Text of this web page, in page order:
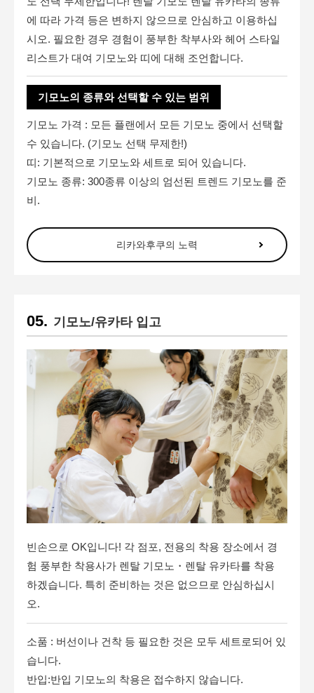
에 따라 가격 등은 변하지 않으므로 안심하고 이용하십
시오. 필요한 경우 경험이 풍부한 착부사와 헤어 스타일
리스트가 대여 기모노와 띠에 대해 조언합니다.
기모노의 종류와 선택할 수 있는 범위
기모노 가격 : 모든 플랜에서 모든 기모노 중에서 선택할
수 있습니다. (기모노 선택 무제한!)
띠: 기본적으로 기모노와 세트로 되어 있습니다.
기모노 종류: 300종류 이상의 엄선된 트렌드 기모노를 준
비.
리카와후쿠의 노력
기모노/유카타 입고
빈손으로 OK입니다! 각 점포, 전용의 착용 장소에서 경
험 풍부한 착용사가 렌탈 기모노・렌탈 유카타를 착용
하겠습니다. 특히 준비하는 것은 없으므로 안심하십시
오.
소품 : 버선이나 건착 등 필요한 것은 모두 세트로되어 있
습니다.
반입:반입 기모노의 착용은 접수하지 않습니다.